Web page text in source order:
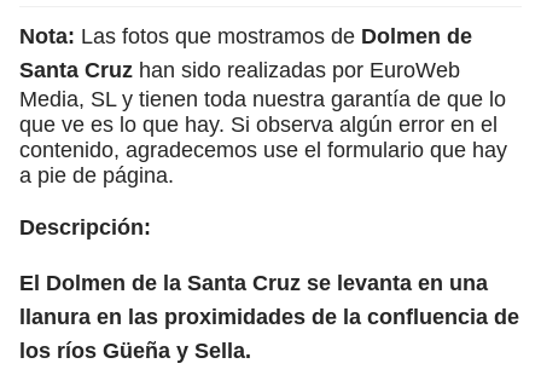
Nota: Las fotos que mostramos de Dolmen de
Santa Cruz han sido realizadas por EuroWeb
Media, SL y tienen toda nuestra garantía de que lo
que ve es lo que hay. Si observa algún error en el
contenido, agradecemos use el formulario que hay
a pie de página.
Descripción:
El Dolmen de la Santa Cruz se levanta en una
llanura en las proximidades de la confluencia de
los ríos Güeña y Sella.